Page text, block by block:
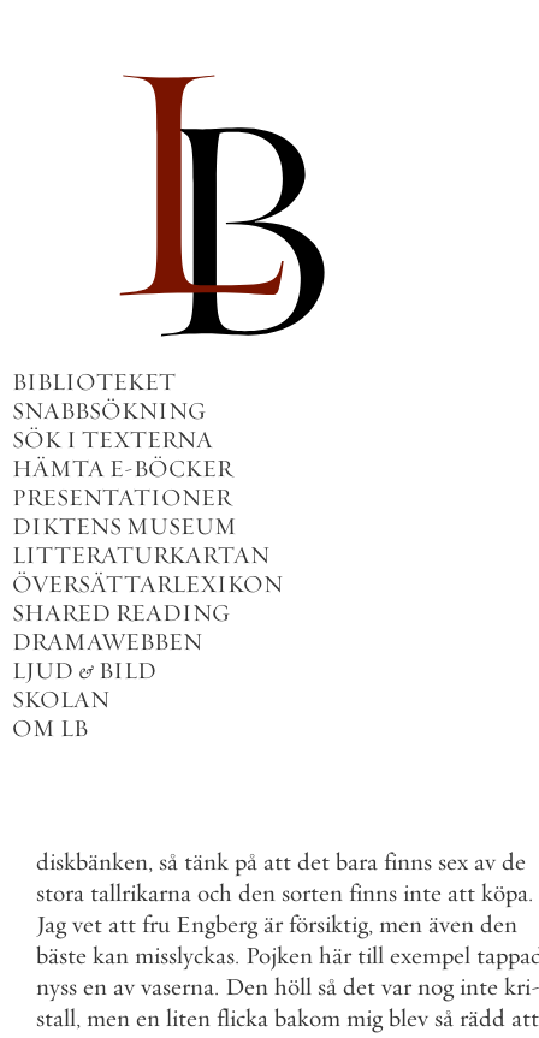
BIBLIOTEKET
SNABBSÖKNING
SÖK I TEXTERNA
HÄMTA E-BÖCKER
PRESENTATIONER
DIKTENS MUSEUM
LITTERATURKARTAN
ÖVERSÄTTARLEXIKON
SHARED READING
DRAMAWEBBEN
LJUD & BILD
SKOLAN
OM LB
diskbänken, så tänk på att det bara finns sex av de
stora tallrikarna och den sorten finns inte att köpa.
Jag vet att fru Engberg är försiktig, men även den
bäste kan misslyckas. Pojken här till exempel
nyss en av vaserna. Den höll så det var nog inte kri-
stall, men en liten flicka bakom mig blev så rädd att